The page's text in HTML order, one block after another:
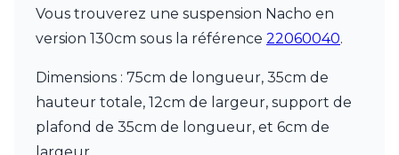
Michael Anastassiades
Minilampe
Moretti Luce
Mullan
Munari par Stylnove Ceramiche
Myo
Nautic by Tekna
Objet insolite
Vous trouverez une suspension Nacho en
version 130cm sous la référence 22060040.
Dimensions : 75cm de longueur, 35cm de
hauteur totale, 12cm de largeur, support de
plafond de 35cm de longueur, et 6cm de
largeur.